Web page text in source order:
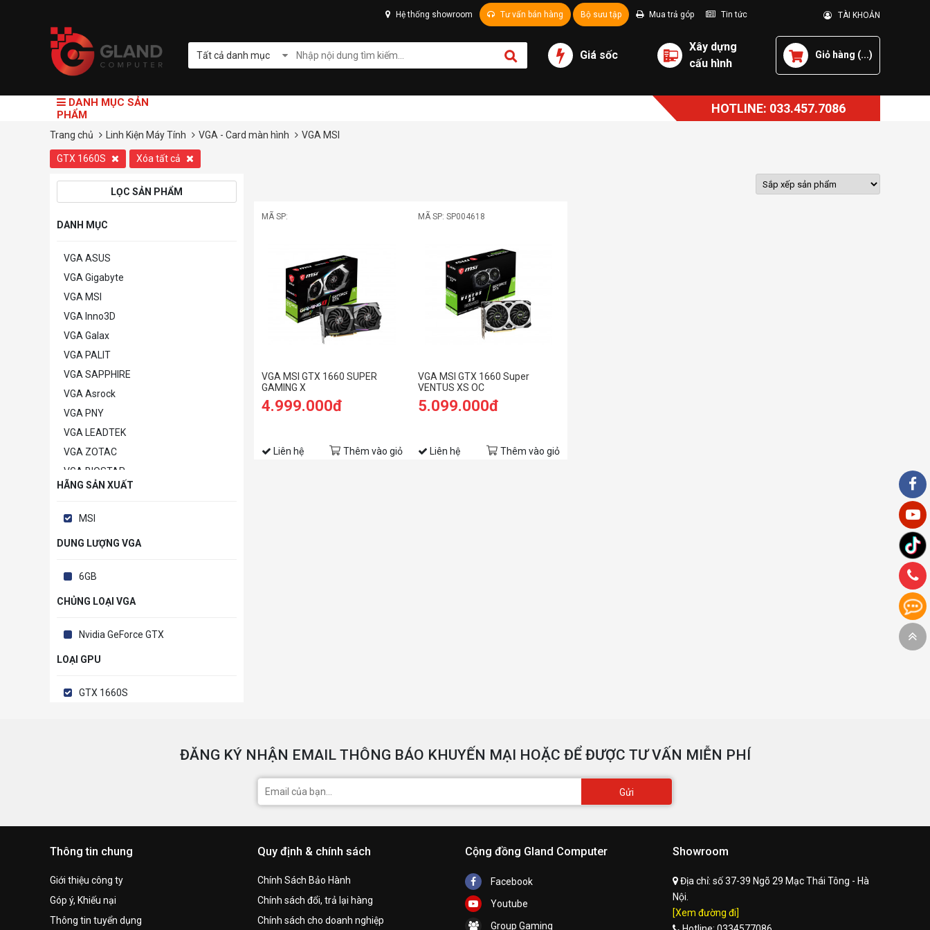
Hệ thống showroom Tư vấn bán hàng Bộ sưu tập Mua trả góp Tin tức TÀI KHOẢN
Tất cả danh mục Giá sốc
Xây dựng
cấu hình
Giỏ hàng (...)
DANH MỤC SẢN
PHẨM
HOTLINE: 033.457.7086
Trang chủ Linh Kiện Máy Tính VGA - Card màn hình VGA MSI
GTX 1660S Xóa tất cả
LỌC SẢN PHẨM
DANH MỤC
VGA ASUS
VGA Gigabyte
VGA MSI
VGA Inno3D
VGA Galax
VGA PALIT
VGA SAPPHIRE
VGA Asrock
VGA PNY
VGA LEADTEK
VGA ZOTAC
VGA BIOSTAR
VGA POWERCOLOR
VGA Khác
HÃNG SẢN XUẤT
MSI
DUNG LƯỢNG VGA
6GB
CHỦNG LOẠI VGA
Nvidia GeForce GTX
LOẠI GPU
GTX 1660S
MÃ SP:
VGA MSI GTX 1660 SUPER
GAMING X
4.999.000đ
Liên hệ Thêm vào giỏ
MÃ SP: SP004618
VGA MSI GTX 1660 Super
VENTUS XS OC
5.099.000đ
Liên hệ Thêm vào giỏ
ĐĂNG KÝ NHẬN EMAIL THÔNG BÁO KHUYẾN MẠI HOẶC ĐỂ ĐƯỢC TƯ VẤN MIỄN PHÍ
Gửi
Thông tin chung
Giới thiệu công ty
Góp ý, Khiếu nại
Thông tin tuyển dụng
Quy định & chính sách
Chính Sách Bảo Hành
Chính sách đổi, trả lại hàng
Chính sách cho doanh nghiệp
Cộng đồng Gland Computer
Facebook
Youtube
Group Gaming
Showroom
Địa chỉ: số 37-39 Ngõ 29 Mạc Thái Tông - Hà
Nội.
[Xem đường đi]